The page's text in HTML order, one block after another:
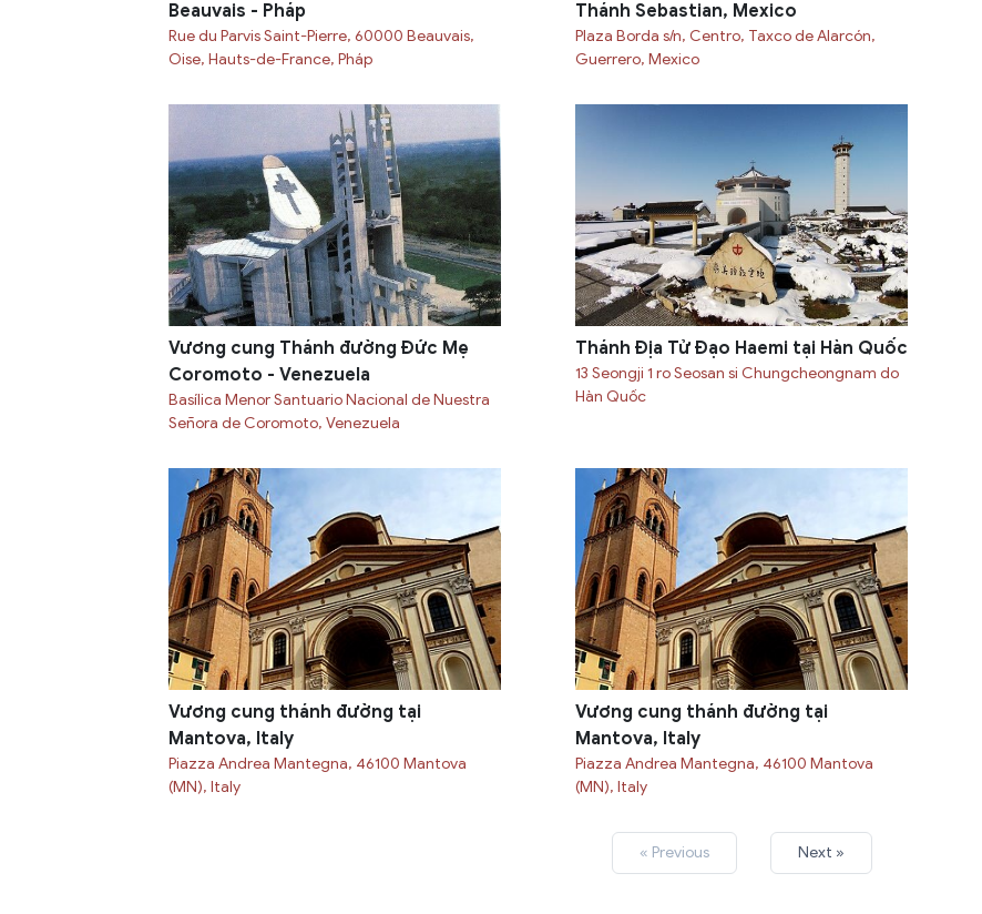
Beauvais - Pháp
Rue du Parvis Saint-Pierre, 60000 Beauvais,
Oise, Hauts-de-France, Pháp
Thánh Sebastian, Mexico
Plaza Borda s/n, Centro, Taxco de Alarcón,
Guerrero, Mexico
Vương cung Thánh đường Đức Mẹ
Coromoto - Venezuela
Basílica Menor Santuario Nacional de Nuestra
Señora de Coromoto, Venezuela
Thánh Địa Tử Đạo Haemi tại Hàn Quốc
13 Seongji 1 ro Seosan si Chungcheongnam do
Hàn Quốc
Vương cung thánh đường tại
Mantova, Italy
Piazza Andrea Mantegna, 46100 Mantova
(MN), Italy
Vương cung thánh đường tại
Mantova, Italy
Piazza Andrea Mantegna, 46100 Mantova
(MN), Italy
« Previous Next »